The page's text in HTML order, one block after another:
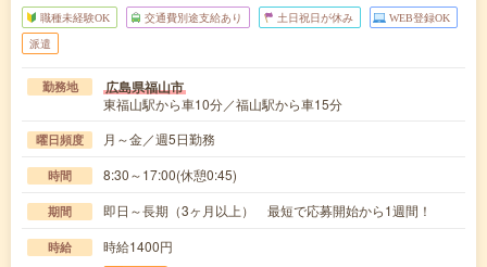
職種未経験OK 交通費別途支給あり 土日祝日が休み WEB登録OK
派遣
勤務地 広島県福山市
東福山駅から車10分／福山駅から車15分
曜日頻度 月～金／週5日勤務
時間 8:30～17:00(休憩0:45)
期間 即日～長期（3ヶ月以上） 最短で応募開始から1週間！
時給 時給1400円